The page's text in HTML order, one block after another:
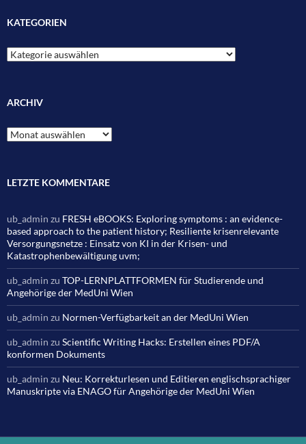
KATEGORIEN
Kategorien
ARCHIV
Archiv
LETZTE KOMMENTARE
ub_admin zu FRESH eBOOKS: Exploring symptoms : an evidence-
based approach to the patient history; Resiliente krisenrelevante
Versorgungsnetze : Einsatz von KI in der Krisen- und
Katastrophenbewältigung uvm;
ub_admin zu TOP-LERNPLATTFORMEN für Studierende und
Angehörige der MedUni Wien
ub_admin zu Normen-Verfügbarkeit an der MedUni Wien
ub_admin zu Scientific Writing Hacks: Erstellen eines PDF/A
konformen Dokuments
ub_admin zu Neu: Korrekturlesen und Editieren englischsprachiger
Manuskripte via ENAGO für Angehörige der MedUni Wien